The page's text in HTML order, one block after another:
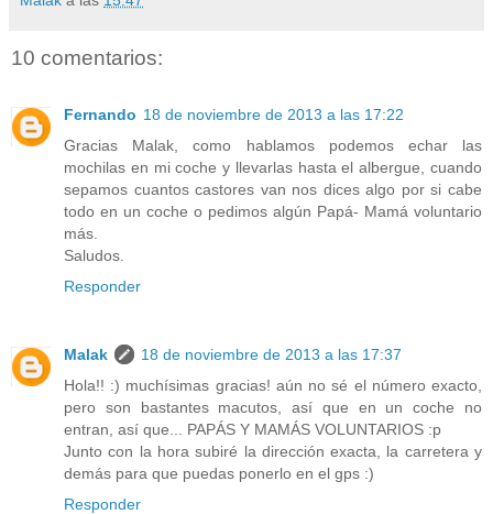
10 comentarios:
Fernando 18 de noviembre de 2013 a las 17:22
Gracias Malak, como hablamos podemos echar las
mochilas en mi coche y llevarlas hasta el albergue, cuando
sepamos cuantos castores van nos dices algo por si cabe
todo en un coche o pedimos algún Papá- Mamá voluntario
más.
Saludos.
Responder
Malak
18 de noviembre de 2013 a las 17:37
Hola!! :) muchísimas gracias! aún no sé el número exacto,
pero son bastantes macutos, así que en un coche no
entran, así que... PAPÁS Y MAMÁS VOLUNTARIOS :p
Junto con la hora subiré la dirección exacta, la carretera y
demás para que puedas ponerlo en el gps :)
Responder